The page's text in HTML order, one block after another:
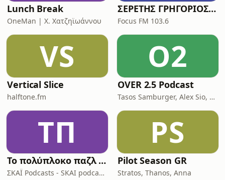
Lunch Break
OneMan | X. Χατζηϊωάννου
ΣΕΡΕΤΗΣ ΓΡΗΓΟΡΙΟΣ - ΚΟΝΤΡΑ ΣΤΟ ΣΥΣΤΗΜΑ
Focus FM 103.6
VS
Vertical Slice
halftone.fm
O2
OVER 2.5 Podcast
Tasos Samburger, Alex Sio, Monkey Bros
ΤΠ
Το πολύπλοκο παζλ της Ινδοευρωπαϊκής γλώσσας
ΣΚΑΪ Podcasts - SKAI podcasts
PS
Pilot Season GR
Stratos, Thanos, Anna